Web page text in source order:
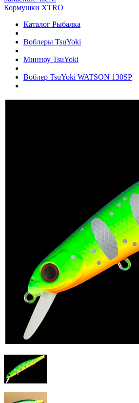
Кормушки XTRO
Каталог Рыбалка
Воблеры TsuYoki
Минноу TsuYoki
Воблер TsuYoki WATSON 130SP